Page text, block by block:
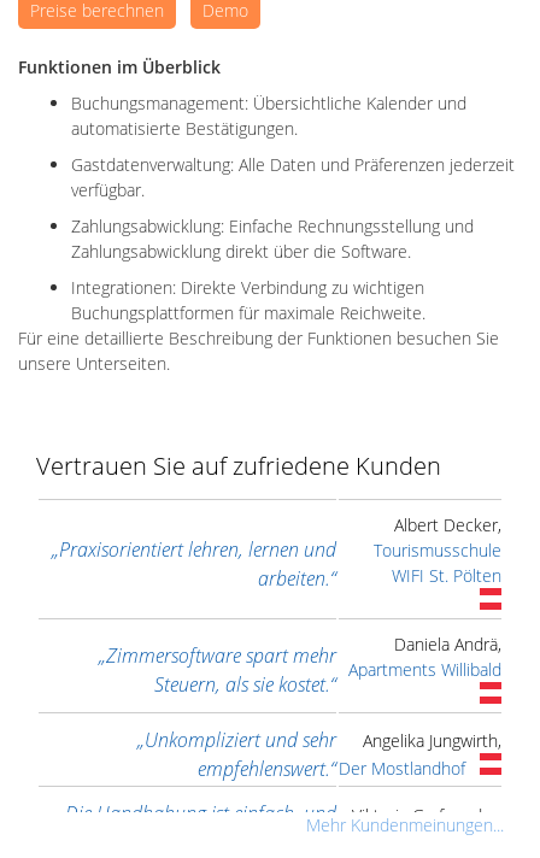
Preise berechnen Demo
Funktionen im Überblick
Buchungsmanagement: Übersichtliche Kalender und
automatisierte Bestätigungen.
Gastdatenverwaltung: Alle Daten und Präferenzen jederzeit
verfügbar.
Zahlungsabwicklung: Einfache Rechnungsstellung und
Zahlungsabwicklung direkt über die Software.
Integrationen: Direkte Verbindung zu wichtigen
Buchungsplattformen für maximale Reichweite.
Für eine detaillierte Beschreibung der Funktionen besuchen Sie
unsere Unterseiten.
Vertrauen Sie auf zufriedene Kunden
„Praxisorientiert lehren, lernen und
arbeiten.“
Albert Decker,
Tourismusschule
WIFI St. Pölten
„Zimmersoftware spart mehr
Steuern, als sie kostet.“
Daniela Andrä,
Apartments Willibald
„Unkompliziert und sehr
empfehlenswert.“
Angelika Jungwirth,
Der Mostlandhof
„Die Handhabung ist einfach, und
Viktoria Grafeneder,
Golfclub Adamstal
Mehr Kundenmeinungen...